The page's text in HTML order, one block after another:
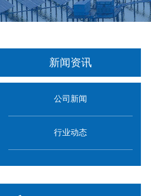
新闻资讯
公司新闻
行业动态